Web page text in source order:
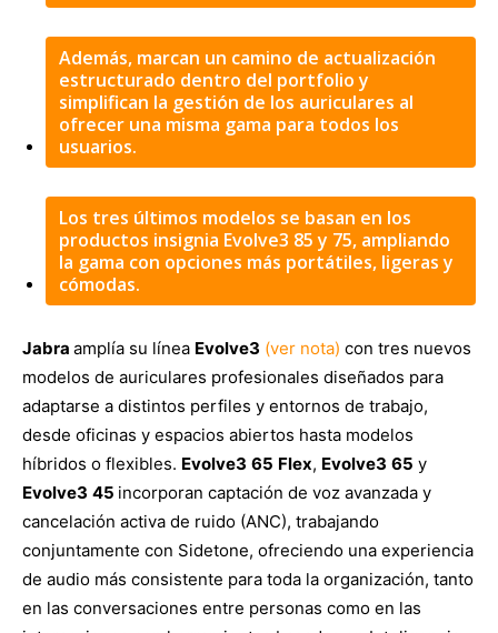
Además, marcan un camino de actualización
estructurado dentro del portfolio y
simplifican la gestión de los auriculares al
ofrecer una misma gama para todos los
usuarios.
Los tres últimos modelos se basan en los
productos insignia Evolve3 85 y 75, ampliando
la gama con opciones más portátiles, ligeras y
cómodas.
Jabra amplía su línea Evolve3 (ver nota) con tres nuevos
modelos de auriculares profesionales diseñados para
adaptarse a distintos perfiles y entornos de trabajo,
desde oficinas y espacios abiertos hasta modelos
híbridos o flexibles. Evolve3 65 Flex, Evolve3 65 y
Evolve3 45 incorporan captación de voz avanzada y
cancelación activa de ruido (ANC), trabajando
conjuntamente con Sidetone, ofreciendo una experiencia
de audio más consistente para toda la organización, tanto
en las conversaciones entre personas como en las